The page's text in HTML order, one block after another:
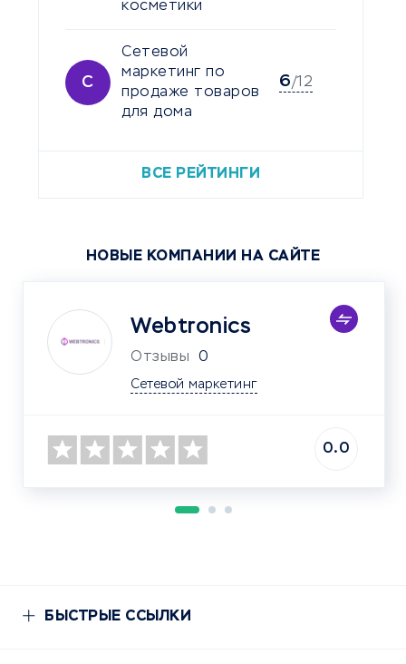
косметики
С
Сетевой
маркетинг по
продаже товаров
для дома
6/12
ВСЕ РЕЙТИНГИ
НОВЫЕ КОМПАНИИ НА САЙТЕ
Webtronics
Отзывы 0
Сетевой маркетинг
0.0
БЫСТРЫЕ ССЫЛКИ